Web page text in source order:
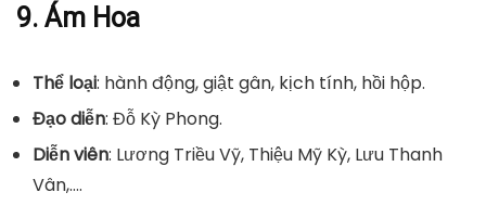
9. Ám Hoa
Thể loại: hành động, giật gân, kịch tính, hồi hộp.
Đạo diễn: Đỗ Kỳ Phong.
Diễn viên: Lương Triều Vỹ, Thiệu Mỹ Kỳ, Lưu Thanh
Vân,….